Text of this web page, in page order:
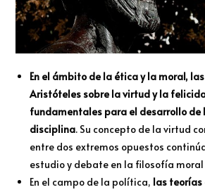
En el ámbito de la ética y la moral,
Aristóteles sobre la virtud y la
fundamentales para el desarrollo de
disciplina. Su concepto de la virtud
entre dos extremos opuestos
estudio y debate en la filosofía
En el campo de la política, las teorías